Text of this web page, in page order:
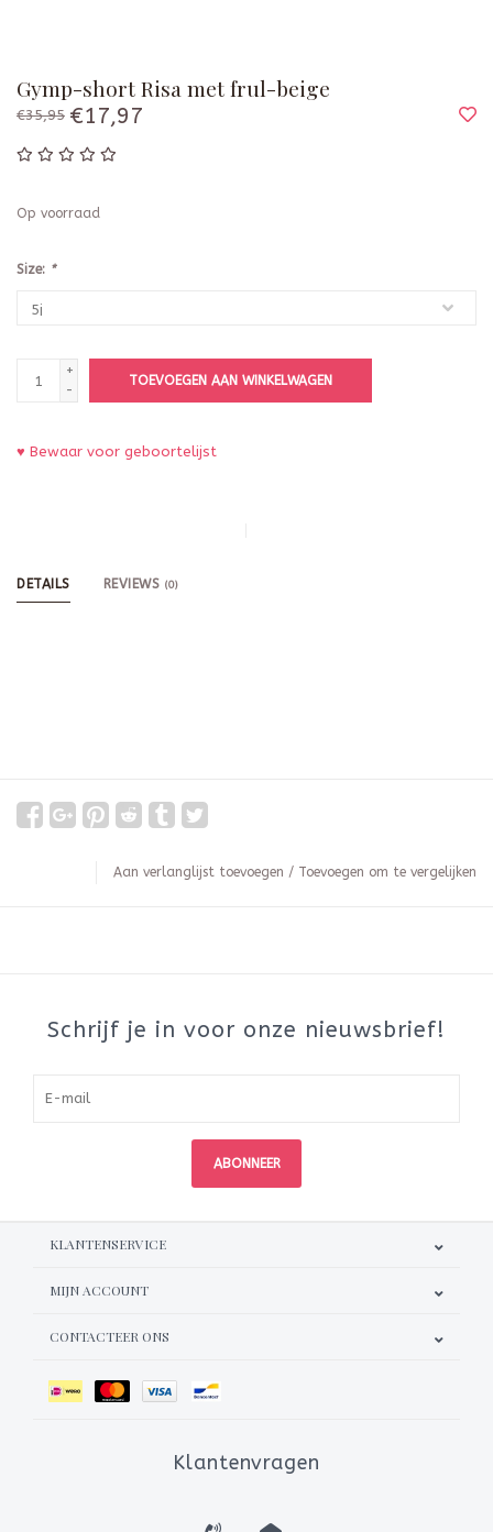
Gymp-short Risa met frul-beige
€35,95 €17,97
Op voorraad
Size: *
+
-
TOEVOEGEN AAN WINKELWAGEN
♥ Bewaar voor geboortelijst
DETAILS REVIEWS (0)
Aan verlanglijst toevoegen / Toevoegen om te vergelijken
Schrijf je in voor onze nieuwsbrief!
ABONNEER
KLANTENSERVICE
MIJN ACCOUNT
CONTACTEER ONS
Klantenvragen